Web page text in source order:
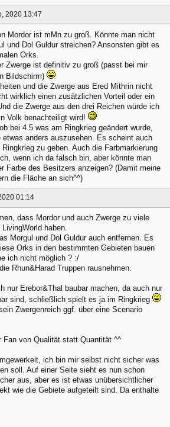
2020 13:47
Mordor ist mMn zu groß. Könnte man nicht
und Dol Guldur streichen? Ansonsten gibt es
Orks.
Zwerge ist definitiv zu groß (passt bei mir
Bildschirm)
und die Zwerge aus Ered Mithrin nicht
wirklich einen zusätzlichen Vorteil oder ein
die Zwerge aus den drei Reichen würde ich
Volk benachteiligt wird!
bei 4.5 was am Ringkrieg geändert wurde,
anders auszusehen. Es scheint auch
zu geben. Auch die Farbmarkierung
wenn ich da falsch bin, aber könnte man
Farbe des Besitzers anzeigen? (Damit meine
die Fläche an sich^^)
01:14
dass Mordor und auch Zwerge zu viele
haben.
Morgul und Dol Guldur auch entfernen. Es
Orks in den bestimmten Gebieten bauen
ich nicht möglich ? :/
Rhun&Harad Truppen rausnehmen.
nur Erebor&Thal baubar machen, da auch nur
sind, schließlich spielt es ja im Ringkrieg
Zwergenreich ggf. über eine Scenario
Fan von Qualität statt Quantität ^^
ich bin mir selbst nicht sicher was
soll. Auf einer Seite sieht es nun schon
aus, aber es ist etwas unübersichtlicher
wie die Gebiete aufgeteilt sind. Da enthalte